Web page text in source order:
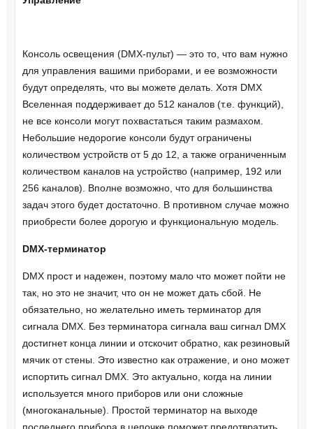
Консоль освещения (DMX-пульт) — это то, что вам нужно
для управления вашими приборами, и ее возможности
будут определять, что вы можете делать. Хотя DMX
Вселенная поддерживает до 512 каналов (т.е. функций),
не все консоли могут похвастаться таким размахом.
Небольшие недорогие консоли будут ограничены
количеством устройств от 5 до 12, а также ограниченным
количеством каналов на устройство (например, 192 или
256 каналов). Вполне возможно, что для большинства
задач этого будет достаточно. В противном случае можно
приобрести более дорогую и функциональную модель.
DMX-терминатор
DMX прост и надежен, поэтому мало что может пойти не
так, но это не значит, что он не может дать сбой. Не
обязательно, но желательно иметь терминатор для
сигнала DMX. Без терминатора сигнала ваш сигнал DMX
достигнет конца линии и отскочит обратно, как резиновый
мячик от стены. Это известно как отражение, и оно может
испортить сигнал DMX. Это актуально, когда на линии
используется много приборов или они сложные
(многоканальные). Простой терминатор на выходе